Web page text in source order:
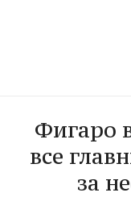
Фигаро
все
за